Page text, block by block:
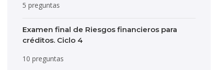
5 preguntas
Examen final de Riesgos financieros para
créditos. Ciclo 4
10 preguntas